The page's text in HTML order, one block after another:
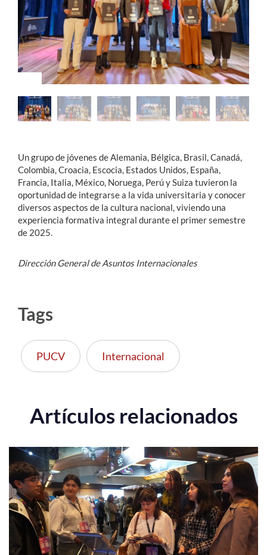
Estudiantes
Académicos
Funcionarios
Alumni
Un grupo de jóvenes de Alemania, Bélgica, Brasil, Canadá,
Colombia, Croacia, Escocia, Estados Unidos, España,
Francia, Italia, México, Noruega, Perú y Suiza tuvieron la
oportunidad de integrarse a la vida universitaria y conocer
diversos aspectos de la cultura nacional, viviendo una
experiencia formativa integral durante el primer semestre
de 2025.
Dirección General de Asuntos Internacionales
Tags
PUCV Internacional
Artículos relacionados